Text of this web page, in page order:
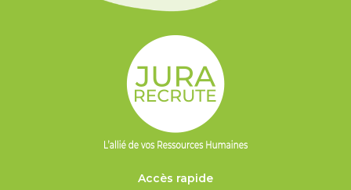
Accès rapide